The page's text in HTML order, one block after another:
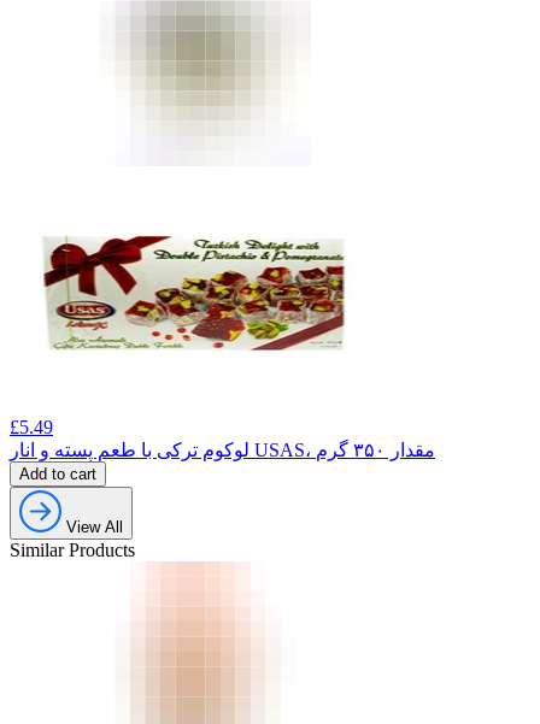
£5.49
لوکوم ترکی با طعم پسته و انار USAS، مقدار ۳۵۰ گرم
Add to cart
View All
Similar Products